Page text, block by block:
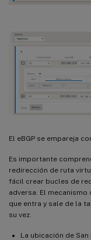
El eBGP se empareja
Es importante
redirección de ruta
fácil crear bucles de
adversa. El
que entra y sale de la
su vez.
La ubicación de